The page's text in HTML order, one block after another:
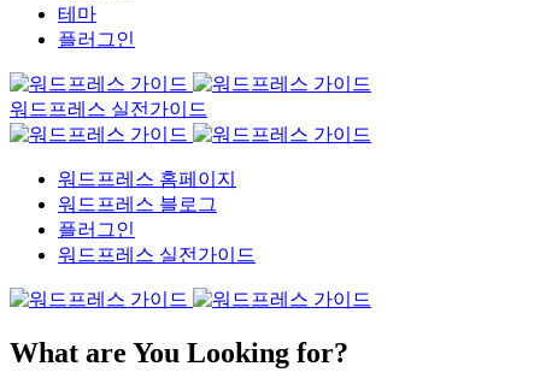
테마
플러그인
워드프레스 실전가이드
워드프레스 홈페이지
워드프레스 블로그
플러그인
워드프레스 실전가이드
What are You Looking for?